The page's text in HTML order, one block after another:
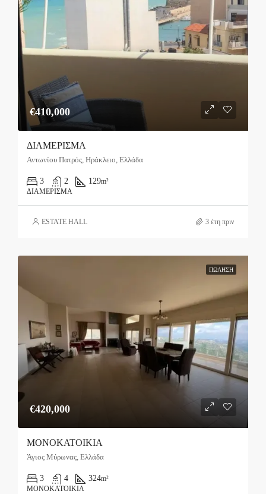
€410,000
ΔΙΑΜΕΡΙΣΜΑ
Αντωνίου Πατρός, Ηράκλειο, Ελλάδα
3 2 129m²
ΔΙΑΜΈΡΙΣΜΑ
ESTATE HALL 3 έτη πριν
ΠΏΛΗΣΗ
€420,000
ΜΟΝΟΚΑΤΟΙΚΙΑ
Άγιος Μύρωνας, Ελλάδα
3 4 324m²
ΜΟΝΟΚΑΤΟΙΚΊΑ